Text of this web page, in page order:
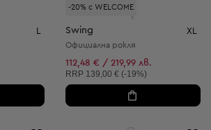
L
-20% с WELCOME
Swing XL
Официална рокля
112,48 € / 219,99 лв.
Препоръчителна цена:
RRP 139,00 € (-19%)